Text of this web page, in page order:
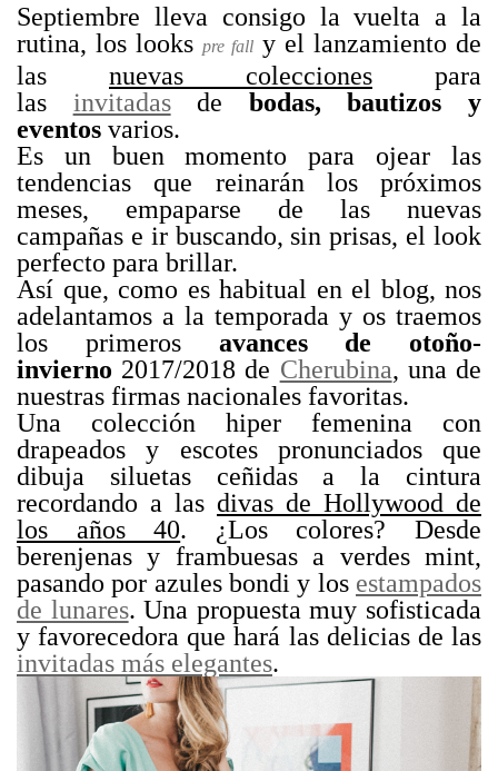
Septiembre lleva consigo la vuelta a la
rutina, los looks pre fall y el lanzamiento de
las nuevas colecciones para
las invitadasde bodas, bautizos y
eventos varios.
Es un buen momento para ojear las
tendencias que reinarán los próximos
meses, empaparse de las nuevas
campañas e ir buscando, sin prisas, el look
perfecto para brillar.
Así que, como es habitual en el blog, nos
adelantamos a la temporada y os traemos
los primeros avances de otoño-
invierno 2017/2018 de Cherubina, una de
nuestras firmas nacionales favoritas.
Una colección hiper femenina con
drapeados y escotes pronunciados que
dibuja siluetas ceñidas a la cintura
recordando a las divas de Hollywood de
los años 40. ¿Los colores? Desde
berenjenas y frambuesas a verdes mint,
pasando por azules bondi y los estampados
de lunares. Una propuesta muy sofisticada
y favorecedora que hará las delicias de las
invitadas más elegantes.